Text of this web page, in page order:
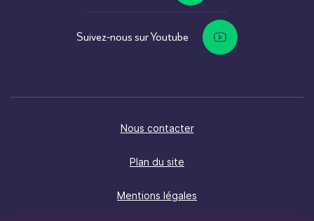
Suivez-nous sur Youtube
Nous contacter
Plan du site
Mentions légales